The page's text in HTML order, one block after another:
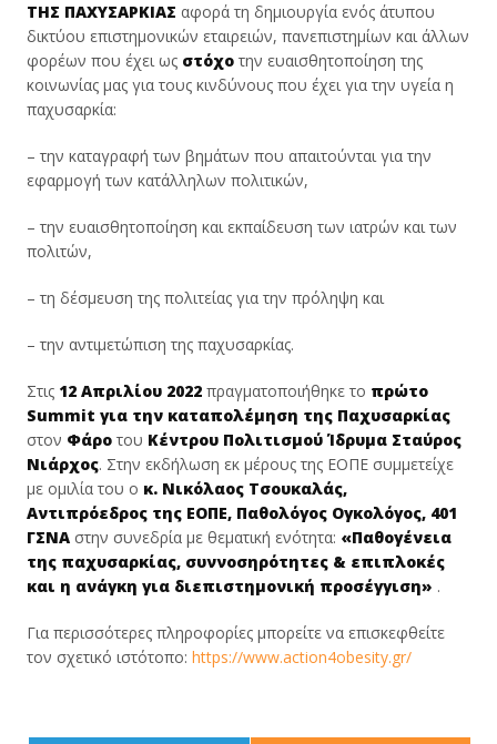
ΤΗΣ ΠΑΧΥΣΑΡΚΙΑΣ αφορά τη δημιουργία ενός άτυπου
δικτύου επιστημονικών εταιρειών, πανεπιστημίων και άλλων
φορέων που έχει ως στόχο την ευαισθητοποίηση της
κοινωνίας μας για τους κινδύνους που έχει για την υγεία η
παχυσαρκία:
– την καταγραφή των βημάτων που απαιτούνται για την
εφαρμογή των κατάλληλων πολιτικών,
– την ευαισθητοποίηση και εκπαίδευση των ιατρών και των
πολιτών,
– τη δέσμευση της πολιτείας για την πρόληψη και
– την αντιμετώπιση της παχυσαρκίας.
Στις 12 Απριλίου 2022 πραγματοποιήθηκε το πρώτο
Summit για την καταπολέμηση της Παχυσαρκίας
στον Φάρο του Κέντρου Πολιτισμού Ίδρυμα Σταύρος
Νιάρχος. Στην εκδήλωση εκ μέρους της ΕΟΠΕ συμμετείχε
με ομιλία του ο κ. Νικόλαος Τσουκαλάς,
Αντιπρόεδρος της ΕΟΠΕ, Παθολόγος Ογκολόγος, 401
ΓΣΝΑ στην συνεδρία με θεματική ενότητα: «Παθογένεια
της παχυσαρκίας, συννοσηρότητες & επιπλοκές
και η ανάγκη για διεπιστημονική προσέγγιση» .
Για περισσότερες πληροφορίες μπορείτε να επισκεφθείτε
τον σχετικό ιστότοπο: https://www.action4obesity.gr/